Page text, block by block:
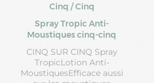
Cinq / Cinq
Spray Tropic Anti-
Moustiques cinq-cinq
CINQ SUR CINQ Spray
TropicLotion Anti-
MoustiquesEfficace aussi